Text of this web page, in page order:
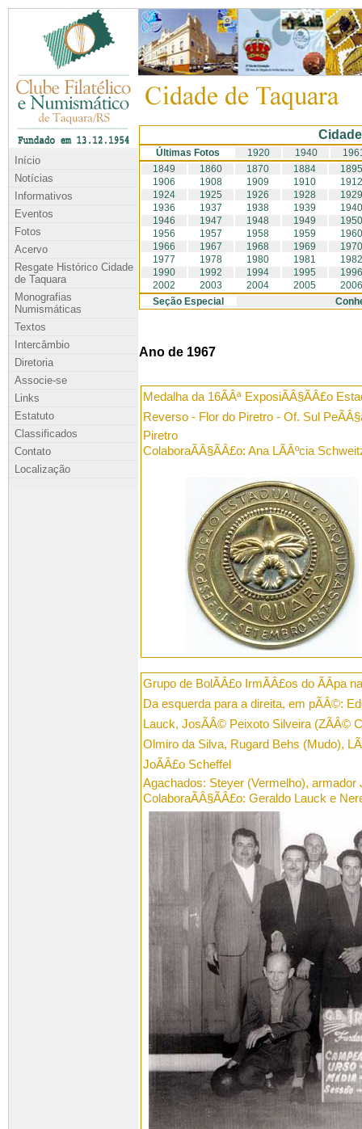
Início
Notícias
Informativos
Eventos
Fotos
Acervo
Resgate Histórico Cidade
de Taquara
Monografias
Numismáticas
Textos
Intercâmbio
Diretoria
Associe-se
Links
Estatuto
Classificados
Contato
Localização
Últimas Fotos 1920 1940
1849
1860 1870 1884
1895
1906
1908 1909 1910
1912
1924
1925 1926 1928
1929
1936
1937 1938 1939
1940
1946
1947 1948 1949
1950
1956
1957 1958 1959
1960
1966
1967 1968 1969
1970
1977
1978 1980 1981
1982
1990
1992 1994 1995
1996
2002
2003 2004 2005
2006
Seção Especial
Ano de 1967
Medalha da 16ÃÂª ExposiÃÂ§ÃÂ£o
Reverso - Flor do Piretro - Of. Sul
Piretro
ColaboraÃÂ§ÃÂ£o: Ana LÃÂºcia
Grupo de BolÃÂ£o IrmÃÂ£os do ÃÂpa
Da esquerda para a direita, em pÃÂ©:
Lauck, JosÃÂ© Peixoto Silveira (ZÃÂ©
Olmiro da Silva, Rugard Behs (Mudo),
JoÃÂ£o Scheffel
Agachados: Steyer (Vermelho),
ColaboraÃÂ§ÃÂ£o: Geraldo Lauck e